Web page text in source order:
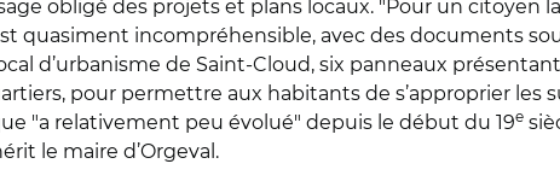
obligé des projets et plans locaux. "Pour un citoyen
quasiment incompréhensible, avec des documents
d’urbanisme de Saint-Cloud, six panneaux
pour permettre aux habitants de s’approprier les
"a relativement peu évolué" depuis le début du 19e
le maire d’Orgeval.